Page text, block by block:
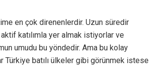
en çok direnenlerdir. Uzun süredir
katılımla yer almak istiyorlar ve
umudu bu yöndedir. Ama bu kolay
batılı ülkeler gibi görünmek istese